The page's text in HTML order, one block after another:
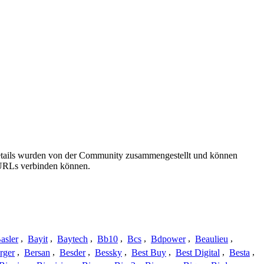
wurden von der Community zusammengestellt und können
verbinden können.
, Bayit , Baytech , Bb10 , Bcs , Bdpower , Beaulieu ,
, Bersan , Besder , Bessky , Best Buy , Best Digital , Besta ,